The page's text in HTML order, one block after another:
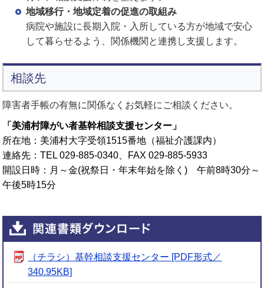
地域移行・地域定着の促進の取組み
病院や施設に長期入院・入所している方が地域で安心
して暮らせるよう、関係機関と連携し支援します。
相談先
障害者手帳の有無に関係なくお気軽にご相談ください。
「美浦村障がい者基幹相談支援センター」
所在地： 美浦村大字受領1515番地（福祉介護課内）
連絡先：TEL 029-885-0340、FAX 029-885-5933
開設日時： 月～金(祝祭日・年末年始を除く) 午前8時30分～
午後5時15分
（チラシ）基幹相談支援センター [PDF形式／
340.95KB]